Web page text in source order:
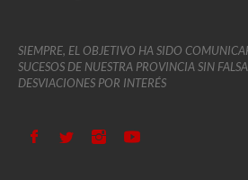
SIEMPRE, EL OBJETIVO HA SIDO
SUCESOS DE NUESTRA PROVINCIA SIN
DESVIACIONES POR INTERÉS